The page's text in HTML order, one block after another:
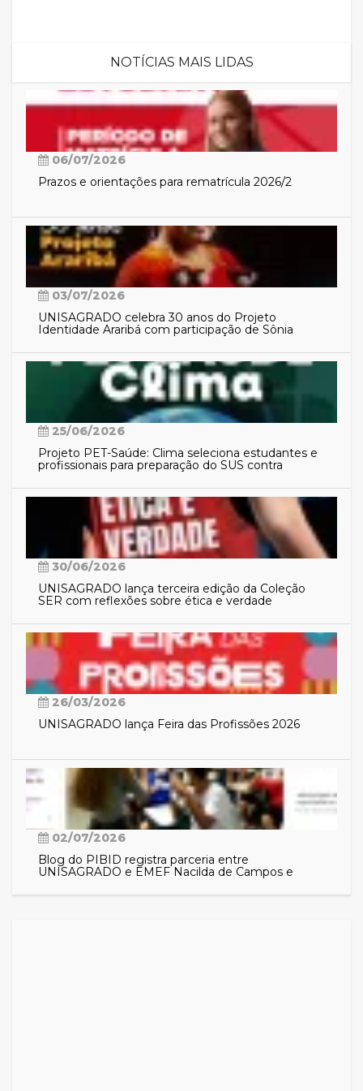
NOTÍCIAS MAIS LIDAS
06/07/2026
Prazos e orientações para rematrícula 2026/2
03/07/2026
UNISAGRADO celebra 30 anos do Projeto
Identidade Araribá com participação de Sônia
25/06/2026
Projeto PET-Saúde: Clima seleciona estudantes e
profissionais para preparação do SUS contra
30/06/2026
UNISAGRADO lança terceira edição da Coleção
SER com reflexões sobre ética e verdade
26/03/2026
UNISAGRADO lança Feira das Profissões 2026
02/07/2026
Blog do PIBID registra parceria entre
UNISAGRADO e EMEF Nacilda de Campos e